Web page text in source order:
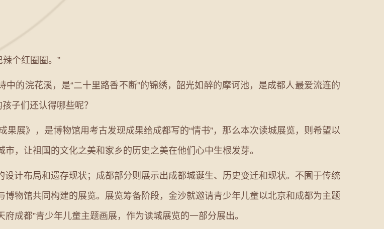
个红圈圈。”
浣花溪，是“二十里路香不断”的锦绣，韶光如醉的摩诃池，是成都人最爱流连的
子们还认得哪些呢？
》，是博物馆用考古发现成果给成都写的“情书”，那么本次读城展览，则希望以
，让祖国的文化之美和家乡的历史之美在他们心中生根发芽。
布局和遗存现状；成都部分则展示出成都城诞生、历史变迁和现状。不囿于传统
物馆共同构建的展览。展览筹备阶段，金沙就邀请青少年儿童以北京和成都为主题
成都”青少年儿童主题画展，作为读城展览的一部分展出。